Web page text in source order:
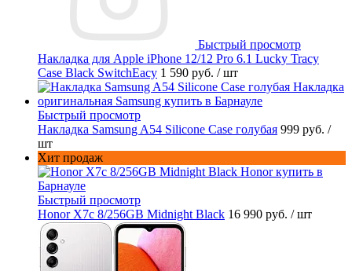
Быстрый просмотр
Накладка для Apple iPhone 12/12 Pro 6.1 Lucky Tracy
Case Black SwitchEacy 1 590 руб. / шт
Быстрый просмотр
Накладка Samsung A54 Silicone Case голубая 999 руб. /
шт
Хит продаж
Быстрый просмотр
Honor X7c 8/256GB Midnight Black 16 990 руб. / шт